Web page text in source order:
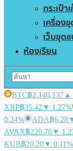
กระเป๋
เครื่อง
เว็บขุด
ห้องเรียน
BTC฿2,140,137 ▲
XRP฿35.42 ▼ 1.27%
0.24%
ADA฿6.28
AVAX฿220.76▼
KUB฿20.20▼ 0.11%